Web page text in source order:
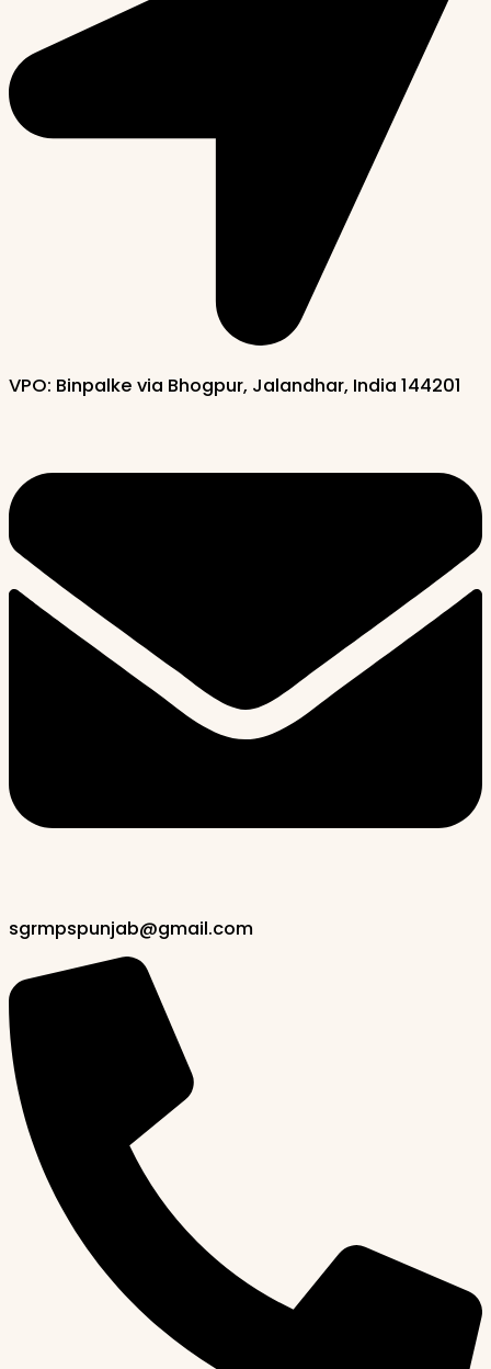
VPO: Binpalke via Bhogpur, Jalandhar, India 144201
sgrmpspunjab@gmail.com